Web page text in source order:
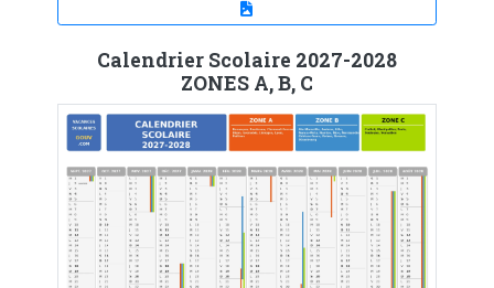
Calendrier Scolaire 2027-2028
ZONES A, B, C